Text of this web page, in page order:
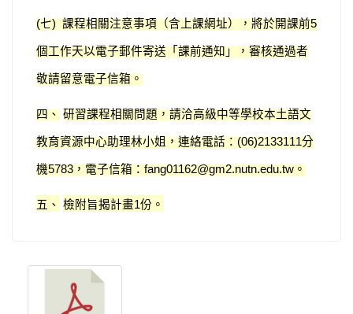
(七) 課程相關注意事項（含上課網址），將於開課前5
個工作天以電子郵件寄送「課前通知」，審核通過者
敬請留意電子信箱。
四、 研習課程相關問題，請洽高級中等學校本土語文
教育資源中心助理林小姐，連絡電話：(06)2133111分
機5783，電子信箱：fang01162@gm2.nutn.edu.tw。
五、 檢附旨揭計畫1份。